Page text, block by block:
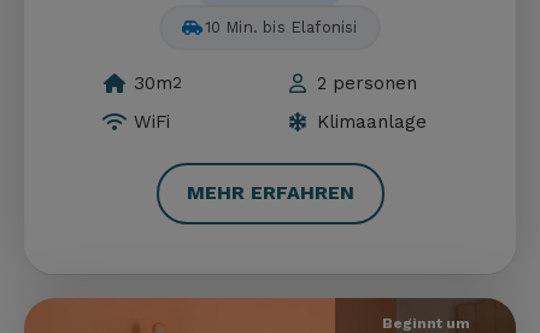
75 Min. bis Balos
30m2
2 personen
WiFi
Klimaanlage
MEHR ERFAHREN
Beginnt um